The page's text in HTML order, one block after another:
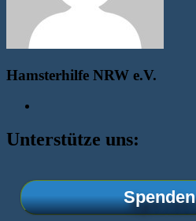
Hamsterhilfe NRW e.V.
Unterstütze uns:
Spenden